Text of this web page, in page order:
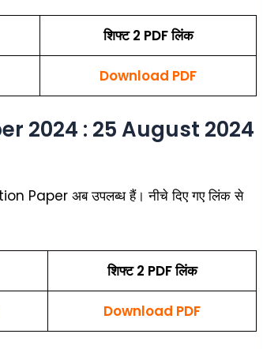
शिफ्ट 2 PDF लिंक
Download PDF
2024 : 25 August 2024
Paper अब उपलब्ध हैं। नीचे दिए गए लिंक से
शिफ्ट 2 PDF लिंक
Download PDF